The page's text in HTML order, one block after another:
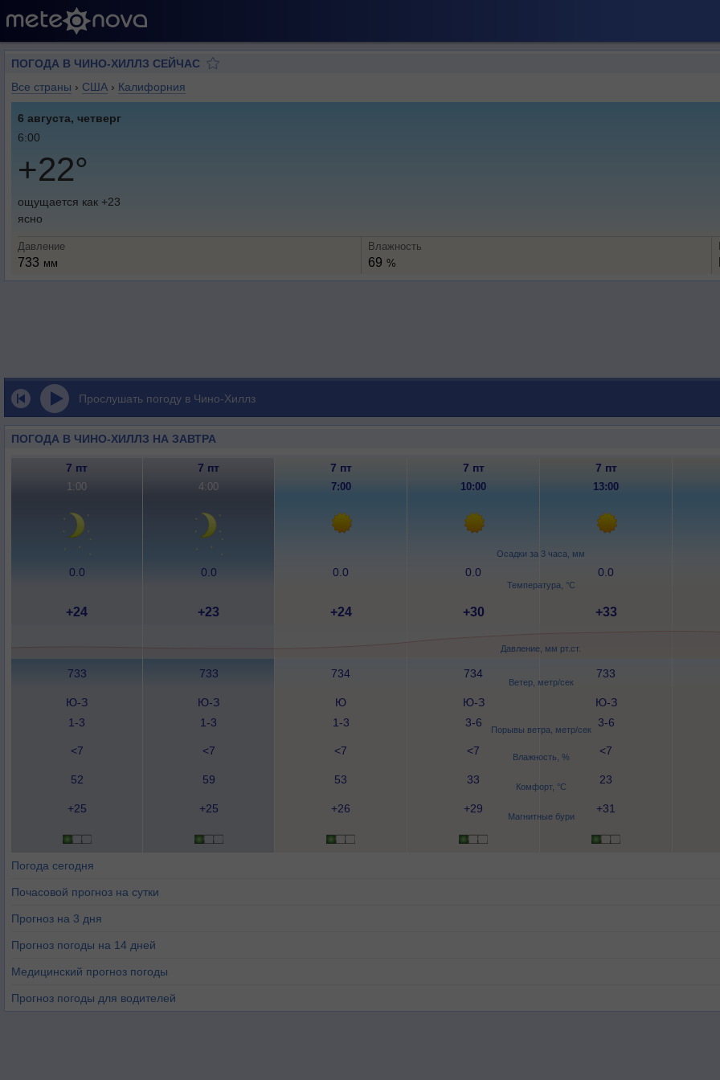
ПОГОДА В ЧИНО-ХИЛЛЗ СЕЙЧАС
Все страны › США › Калифорния
6 августа, четверг
6:00
+22°
ощущается как +23
ясно
Давление
733 мм
Влажность
69 %
Прослушать погоду в Чино-Хиллз
ПОГОДА В ЧИНО-ХИЛЛЗ НА ЗАВТРА
Осадки за 3 часа, мм
Температура, °C
Давление, мм рт.ст.
Ветер, метр/сек
Порывы ветра, метр/сек
Влажность, %
Комфорт, °C
Магнитные бури
7 пт 7 пт 7 пт 7 пт 7 пт
1:00 4:00 7:00 10:00 13:00
0.0 0.0 0.0 0.0 0.0
+24 +23 +24 +30 +33
733 733 734 734 733
Ю-З
1-3
Ю-З
1-3
Ю
1-3
Ю-З
3-6
Ю-З
3-6
<7 <7 <7 <7 <7
52 59 53 33 23
+25 +25 +26 +29 +31
Погода сегодня
Почасовой прогноз на сутки
Прогноз на 3 дня
Прогноз погоды на 14 дней
Медицинский прогноз погоды
Прогноз погоды для водителей